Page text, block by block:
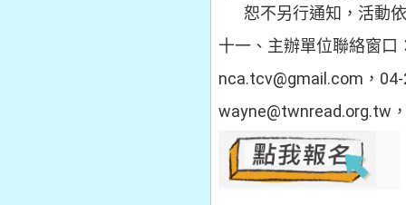
恕不另行通知，活動
十一、主辦單位聯絡窗口
nca.tcv@gmail.com，
wayne@twnread.org.tw